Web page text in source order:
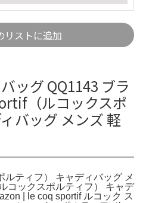
リストに追加
ッグ QQ1143 ブラ
（ルコックスポ
バッグ メンズ 軽
ルティフ） キャディバッグ メ
コックスポルティフ） キャデ
| le coq sportif ルコック ス